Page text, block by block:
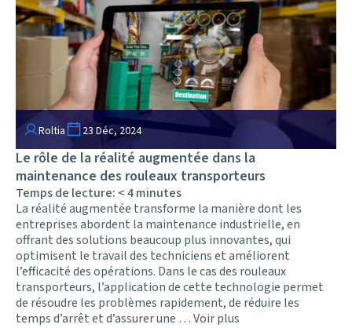
Roltia 23 Déc, 2024
Le rôle de la réalité augmentée dans la
maintenance des rouleaux transporteurs
Temps de lecture: < 4minutes
La réalité augmentée transforme la manière dont les
entreprises abordent la maintenance industrielle, en
offrant des solutions beaucoup plus innovantes, qui
optimisent le travail des techniciens et améliorent
l’efficacité des opérations. Dans le cas des rouleaux
transporteurs, l’application de cette technologie permet
de résoudre les problèmes rapidement, de réduire les
temps d’arrêt et d’assurer une …Voir plus